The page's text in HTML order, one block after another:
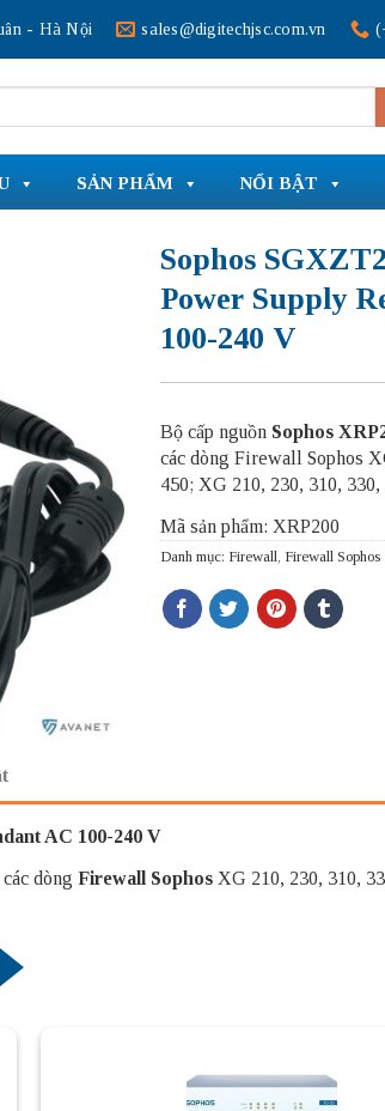
- Hà Nội sales@digitechjsc.com.vn
SẢN PHẨM NỔI BẬT
Sophos
Power Supply
100-240 V
Bộ cấp nguồn Sophos
các dòng Firewall Sophos
450; XG 210, 230, 310, 330,
Mã sản phẩm: XRP200
Danh mục: Firewall, Firewall Sophos
AC 100-240 V
dòng Firewall Sophos XG 210, 230, 310,